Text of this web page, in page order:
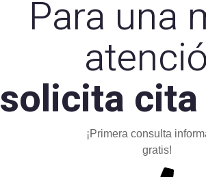
Para una
solicita
¡Primera consulta
gratis!